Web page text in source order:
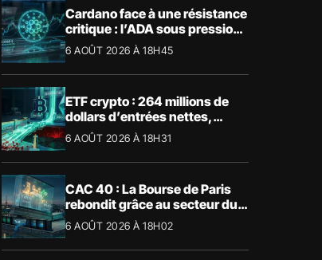
Cardano face à une résistance
critique : l’ADA sous pression
technique
6 AOÛT 2026 À 18H45
ETF crypto : 264 millions de
dollars d’entrées nettes,
Bitcoin et Ethereum dominent
6 AOÛT 2026 À 18H31
CAC 40 : La Bourse de Paris
rebondit grâce au secteur du
luxe
6 AOÛT 2026 À 18H02